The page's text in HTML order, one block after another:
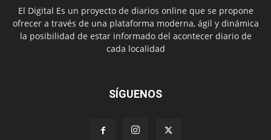
El Digital Es un proyecto de diarios online que se propone
ofrecer a través de una plataforma moderna, ágil y dinámica
la posibilidad de estar informado del acontecer diario de
cada localidad
SÍGUENOS